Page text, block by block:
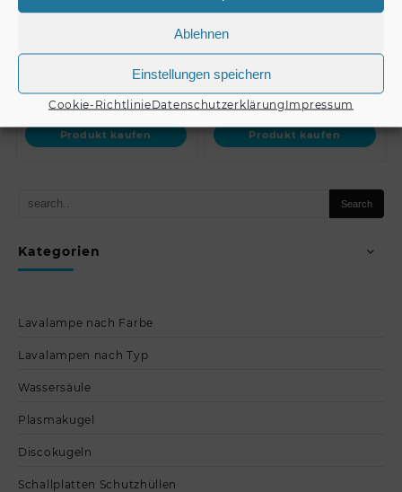
Ablehnen
Einstellungen speichern
Cookie-RichtlinieDatenschutzerklärung Impressum
Kategorien
Lavalampe nach Farbe
Lavalampen nach Typ
Wassersäule
Plasmakugel
Discokugeln
Schallplatten Schutzhüllen
Produkt kaufen
DECOLOCK DQ1-500 1-
Produkt kaufen